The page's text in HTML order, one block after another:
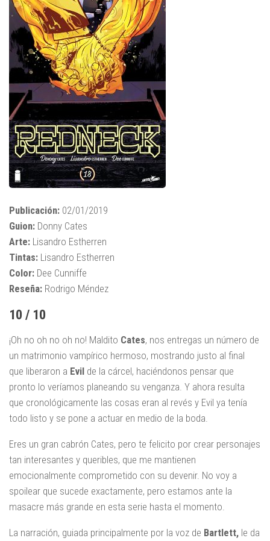
Publicación: 02/01/2019
Guion: Donny Cates
Arte: Lisandro Estherren
Tintas: Lisandro Estherren
Color: Dee Cunniffe
Reseña: Rodrigo Méndez
10 / 10
¡Oh no oh no oh no! Maldito Cates, nos entregas un número de
un matrimonio vampírico hermoso, mostrando justo al final
que liberaron a Evil de la cárcel, haciéndonos pensar que
pronto lo veríamos planeando su venganza. Y ahora resulta
que cronológicamente las cosas eran al revés y Evil ya tenía
todo listo y se pone a actuar en medio de la boda.
Eres un gran cabrón Cates, pero te felicito por crear personajes
tan interesantes y queribles, que me mantienen
emocionalmente comprometido con su devenir. No voy a
spoilear que sucede exactamente, pero estamos ante la
masacre más grande en esta serie hasta el momento.
La narración, guiada principalmente por la voz de Bartlett, le da